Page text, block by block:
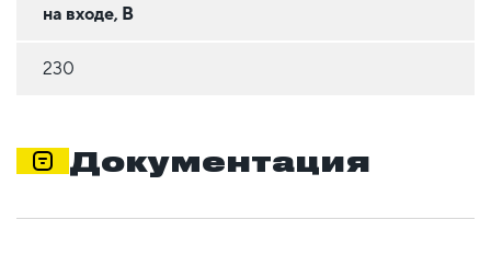
на входе, В
230
Документация